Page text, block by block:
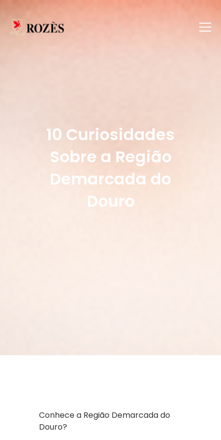
10 Curiosidades
Sobre a Região
Demarcada do
Douro
Conhece a Região Demarcada do
Douro?